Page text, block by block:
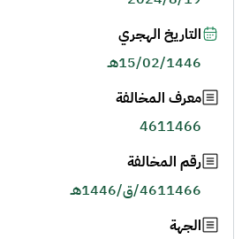
التاريخ الهجري
15/02/1446هـ
معرف المخالفة
4611466
رقم المخالفة
4611466/ق/1446هـ
الجهة